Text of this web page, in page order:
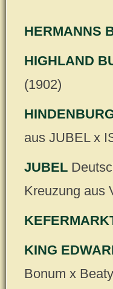
HERMANNS
HIGHLAND
(1902)
aus JUBEL x
JUBEL
Kreuzung aus
KING
Bonum x